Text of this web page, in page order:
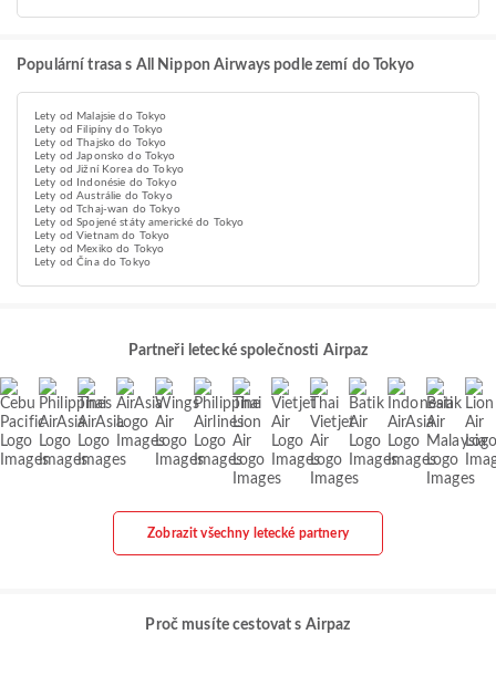
Populární trasa s All Nippon Airways podle zemí do Tokyo
Lety od Malajsie do Tokyo
Lety od Filipíny do Tokyo
Lety od Thajsko do Tokyo
Lety od Japonsko do Tokyo
Lety od Jižní Korea do Tokyo
Lety od Indonésie do Tokyo
Lety od Austrálie do Tokyo
Lety od Tchaj-wan do Tokyo
Lety od Spojené státy americké do Tokyo
Lety od Vietnam do Tokyo
Lety od Mexiko do Tokyo
Lety od Čína do Tokyo
Partneři letecké společnosti Airpaz
Zobrazit všechny letecké partnery
Proč musíte cestovat s Airpaz